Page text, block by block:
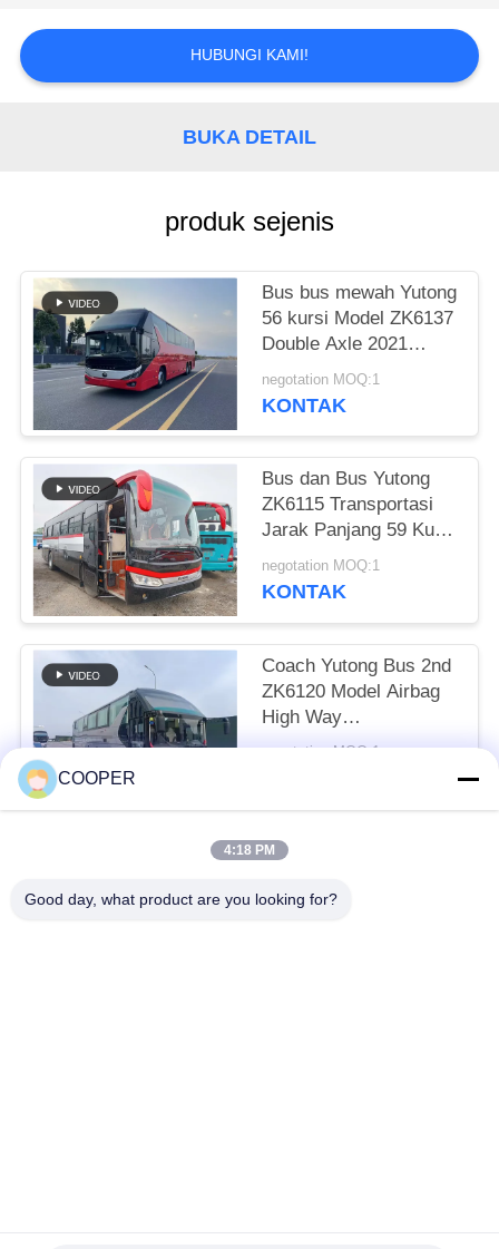
SITEMAP
HUBUNGI KAMI!
BUKA DETAIL
produk sejenis
Bus bus mewah Yutong
56 kursi Model ZK6137
Double Axle 2021
Tahun Airbag
Suspension
negotation MOQ:1
KONTAK
Bus dan Bus Yutong
ZK6115 Transportasi
Jarak Panjang 59 Kursi
2016 Tahun Layout
Diesel LHD
negotation MOQ:1
KONTAK
Coach Yutong Bus 2nd
ZK6120 Model Airbag
High Way
Pengangkutan
negotation MOQ:1
Bad Request
COOPER
4:18 PM
Good day, what product are you looking for?